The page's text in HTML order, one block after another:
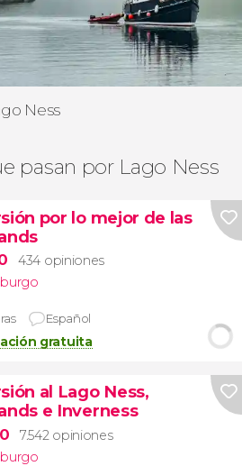
Ness
pasan por Lago Ness
por lo mejor de las
434 opiniones
Español
gratuita
al Lago Ness,
e Inverness
7.542 opiniones